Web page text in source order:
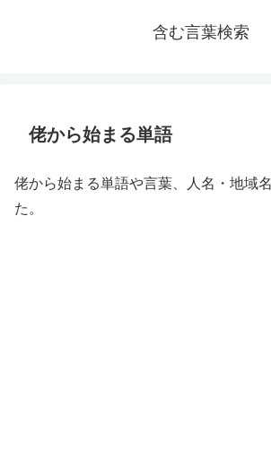
含む言葉検索
佬から始まる単語
佬から始まる単語や言葉、人名・地域
た。